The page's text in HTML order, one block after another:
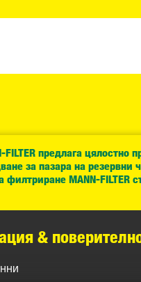
предлага
за пазара на
филтриране MANN-FILTER
&